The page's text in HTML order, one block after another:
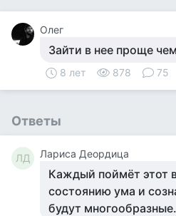
Олег
Зайти в нее проще
8 лет 878 75
Ответы
ЛД Лариса Деордица
Каждый поймёт этот
состоянию ума и
будут многообразные.